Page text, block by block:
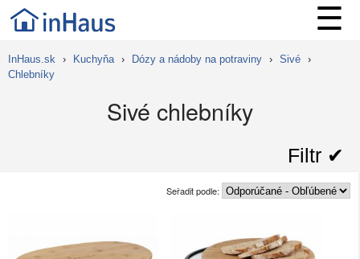
☰
InHaus.sk › Kuchyňa › Dózy a nádoby na potraviny › Sivé ›
Chlebníky
Sivé chlebníky
Filtr ✔︎
Seřadit podle: